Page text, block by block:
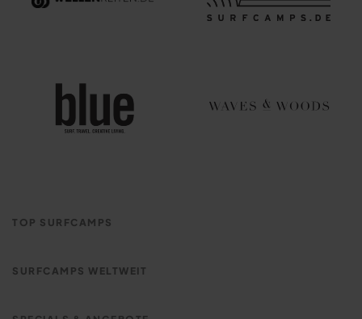
TOP SURFCAMPS
Familien Surfcamp Moliets
SURFCAMPS WELTWEIT